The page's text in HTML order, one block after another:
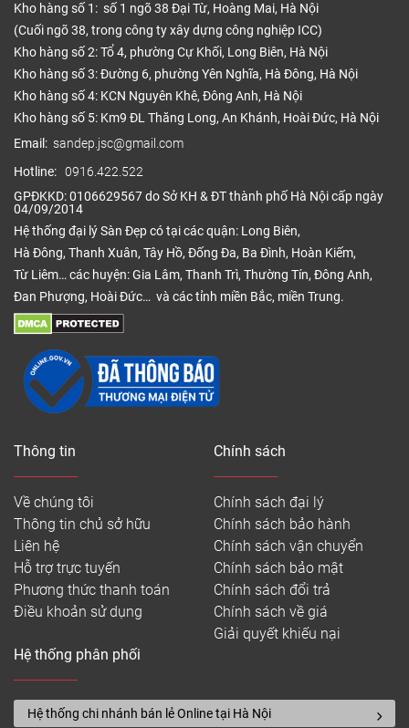
Kho hàng số 1: số 1 ngõ 38 Đại Từ, Hoàng Mai, Hà Nội
(Cuối ngõ 38, trong công ty xây dựng công nghiệp ICC)
Kho hàng số 2: Tổ 4, phường Cự Khối, Long Biên, Hà Nội
Kho hàng số 3: Đường 6, phường Yên Nghĩa, Hà Đông, Hà Nội
Kho hàng số 4: KCN Nguyên Khê, Đông Anh, Hà Nội
Kho hàng số 5: Km9 ĐL Thăng Long, An Khánh, Hoài Đức, Hà Nội
Email: sandep.jsc@gmail.com
Hotline: 0916.422.522
GPĐKKD: 0106629567 do Sở KH & ĐT thành phố Hà Nội cấp ngày
04/09/2014
Hệ thống đại lý Sàn Đẹp có tại các quận: Long Biên,
Hà Đông, Thanh Xuân, Tây Hồ, Đống Đa, Ba Đình, Hoàn Kiếm,
Từ Liêm… các huyện: Gia Lâm, Thanh Trì, Thường Tín, Đông Anh,
Đan Phượng, Hoài Đức… và các tỉnh miền Bắc, miền Trung.
Thông tin
Về chúng tôi
Thông tin chủ sở hữu
Liên hệ
Hỗ trợ trực tuyến
Phương thức thanh toán
Điều khoản sử dụng
Chính sách
Chính sách đại lý
Chính sách bảo hành
Chính sách vận chuyển
Chính sách bảo mật
Chính sách đổi trả
Chính sách về giá
Giải quyết khiếu nại
Hệ thống phân phối
Hệ thống chi nhánh bán lẻ Online tại Hà Nội